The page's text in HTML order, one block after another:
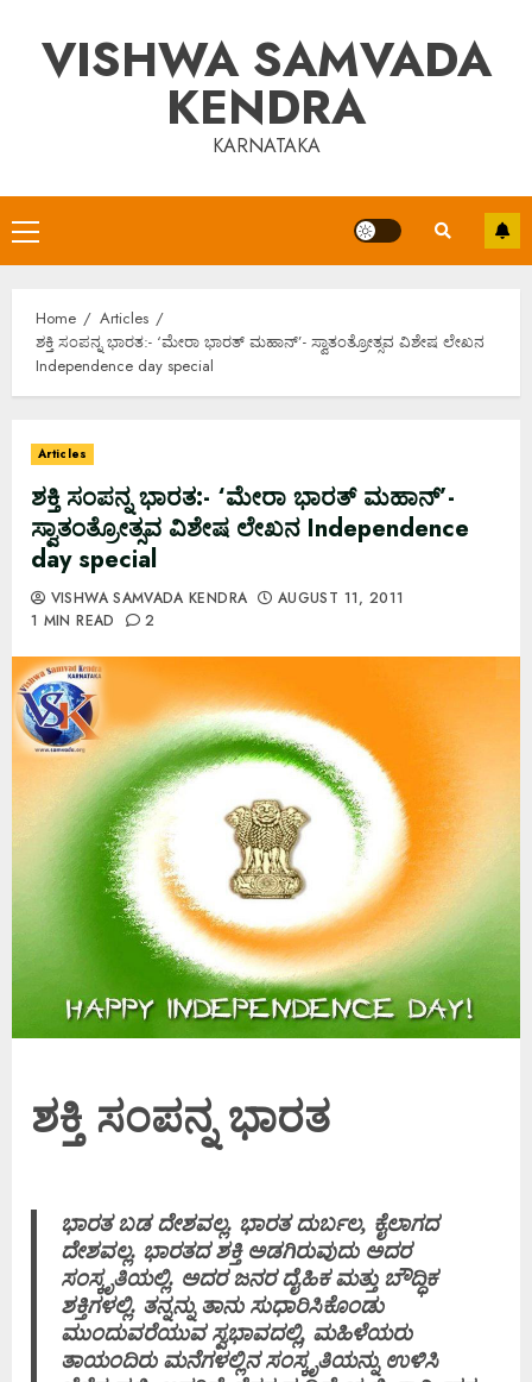
contentVISHWA SAMVADA
KENDRA
KARNATAKA
Primary
Menu
Home
Articles
ಶಕ್ತಿ ಸಂಪನ್ನ ಭಾರತ:- ‘ಮೇರಾ ಭಾರತ್ ಮಹಾನ್’- ಸ್ವಾತಂತ್ರೋತ್ಸವ ವಿಶೇಷ ಲೇಖನ
Independence day special
Articles
ಶಕ್ತಿ ಸಂಪನ್ನ ಭಾರತ:- ‘ಮೇರಾ ಭಾರತ್ ಮಹಾನ್’-
ಸ್ವಾತಂತ್ರೋತ್ಸವ ವಿಶೇಷ ಲೇಖನ Independence
day special
VISHWA SAMVADA KENDRA
AUGUST 11, 2011
1 MIN READ
2
ಶಕ್ತಿ ಸಂಪನ್ನ ಭಾರತ
ಭಾರತ ಬಡ ದೇಶವಲ್ಲ. ಭಾರತ ದುರ್ಬಲ, ಕೈಲಾಗದ
ದೇಶವಲ್ಲ. ಭಾರತದ ಶಕ್ತಿ ಅಡಗಿರುವುದು ಅದರ
ಸಂಸ್ಕೃತಿಯಲ್ಲಿ. ಅದರ ಜನರ ದೈಹಿಕ ಮತ್ತು ಬೌದ್ಧಿಕ
ಶಕ್ತಿಗಳಲ್ಲಿ. ತನ್ನನ್ನು ತಾನು ಸುಧಾರಿಸಿಕೊಂಡು
ಮುಂದುವರೆಯುವ ಸ್ವಭಾವದಲ್ಲಿ, ಮಹಿಳೆಯರು
ತಾಯಂದಿರು ಮನೆಗಳಲ್ಲಿನ ಸಂಸ್ಕೃತಿಯನ್ನು ಉಳಿಸಿ